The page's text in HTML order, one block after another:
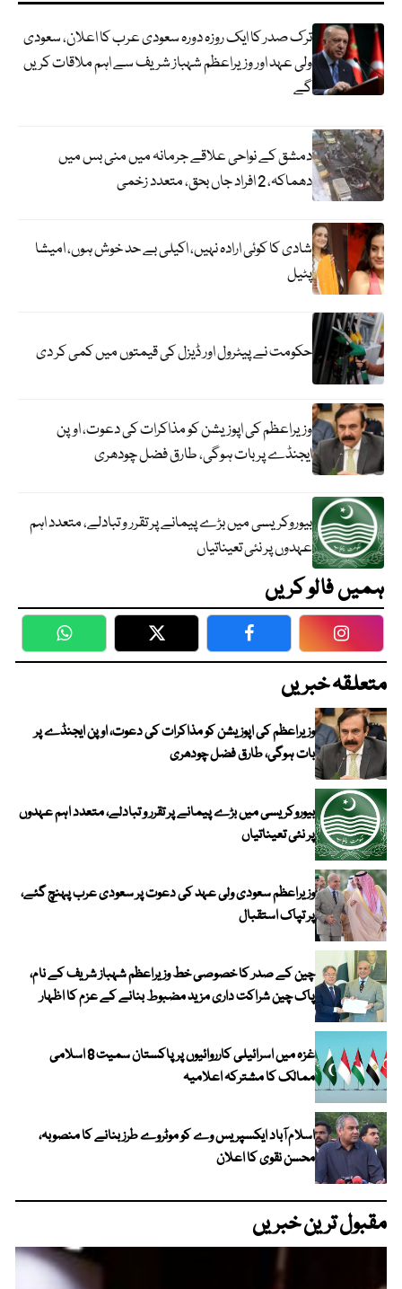
ترک صدر کا ایک روزہ دورہ سعودی عرب کا اعلان، سعودی
ولی عہد اور وزیراعظم شہباز شریف سے اہم ملاقات کریں
گے
دمشق کے نواحی علاقے جرمانہ میں منی بس میں
دھماکہ، 2 افراد جاں بحق، متعدد زخمی
شادی کا کوئی ارادہ نہیں، اکیلی بے حد خوش ہوں، امیشا
پٹیل
حکومت نے پیٹرول اور ڈیزل کی قیمتوں میں کمی کر دی
وزیراعظم کی اپوزیشن کو مذاکرات کی دعوت، اوپن
ایجنڈے پر بات ہوگی، طارق فضل چودھری
بیوروکریسی میں بڑے پیمانے پر تقرر و تبادلے، متعدد اہم
عہدوں پر نئی تعیناتیاں
ہمیں فالو کریں
WhatsApp Twitter Facebook
متعلقہ خبریں
وزیراعظم کی اپوزیشن کو مذاکرات کی دعوت، اوپن ایجنڈے پر
بات ہوگی، طارق فضل چودھری
بیوروکریسی میں بڑے پیمانے پر تقرر و تبادلے، متعدد اہم عہدوں
پر نئی تعیناتیاں
وزیراعظم سعودی ولی عہد کی دعوت پر سعودی عرب پہنچ گئے،
پر تپاک استقبال
چین کے صدر کا خصوصی خط وزیراعظم شہباز شریف کے نام،
پاک چین شراکت داری مزید مضبوط بنانے کے عزم کا اظہار
غزہ میں اسرائیلی کارروائیوں پر پاکستان سمیت 8 اسلامی
ممالک کا مشترکہ اعلامیہ
اسلام آباد ایکسپریس وے کو موٹروے طرز بنانے کا منصوبہ،
محسن نقوی کا اعلان
مقبول ترین خبریں